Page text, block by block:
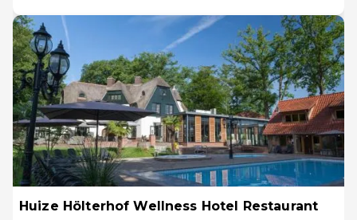
Huize Hölterhof Wellness Hotel Restaurant